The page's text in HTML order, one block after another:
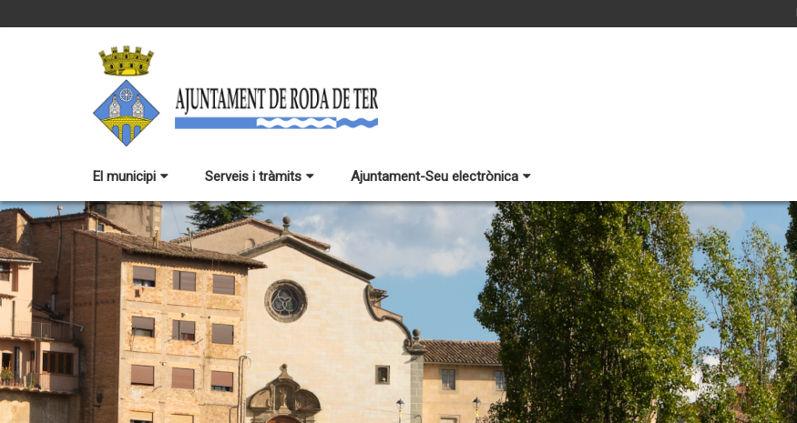
El municipi Serveis i tràmits Ajuntament-Seu electrònica